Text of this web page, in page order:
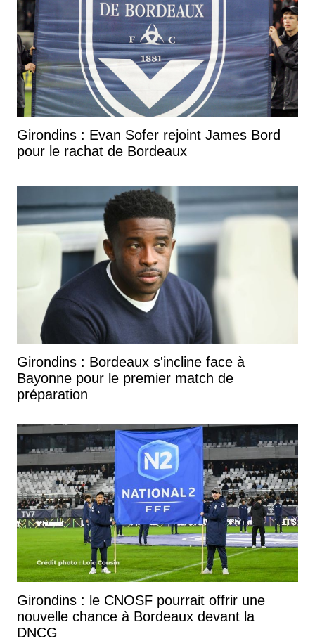
Girondins : Evan Sofer rejoint James Bord
pour le rachat de Bordeaux
Girondins : Bordeaux s'incline face à
Bayonne pour le premier match de
préparation
Girondins : le CNOSF pourrait offrir une
nouvelle chance à Bordeaux devant la
DNCG